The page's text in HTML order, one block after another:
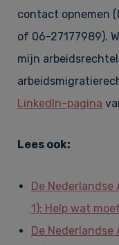
contact opnemen
of 06-27177989).
mijn
LinkedIn-pagina
Lees ook:
De Nederlandse
1): Help wat
De Nederlandse